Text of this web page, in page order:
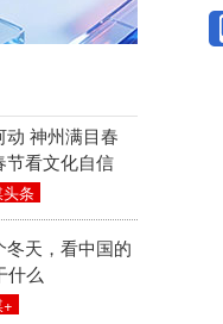
动 神州满目春
看文化自信
条
冬天，看中国的
什么